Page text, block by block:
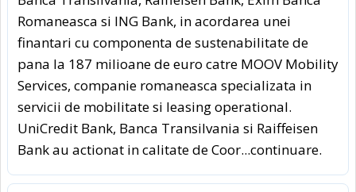
Romaneasca si ING Bank, in acordarea unei
finantari cu componenta de sustenabilitate de
pana la 187 milioane de euro catre MOOV Mobility
Services, companie romaneasca specializata in
servicii de mobilitate si leasing operational.
UniCredit Bank, Banca Transilvania si Raiffeisen
Bank au actionat in calitate de Coor...continuare.